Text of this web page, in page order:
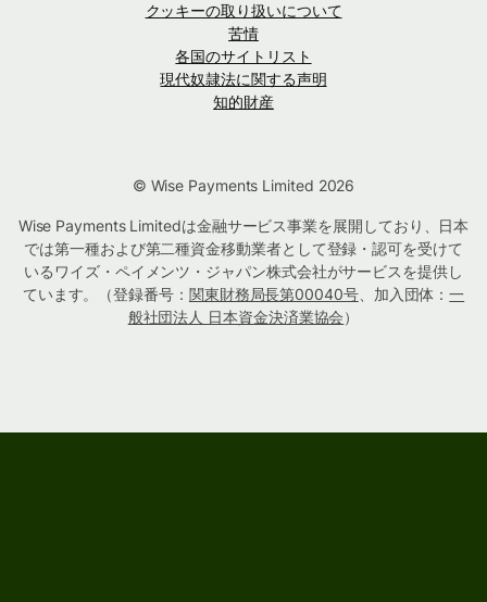
クッキーの取り扱いについて
苦情
各国のサイトリスト
現代奴隷法に関する声明
知的財産
© Wise Payments Limited 2026
Wise Payments Limitedは金融サービス事業を展開しており、日本
では第一種および第二種資金移動業者として登録・認可を受けて
いるワイズ・ペイメンツ・ジャパン株式会社がサービスを提供し
ています。（登録番号： 関東財務局長第00040号、加入団体：一
般社団法人 日本資金決済業協会）